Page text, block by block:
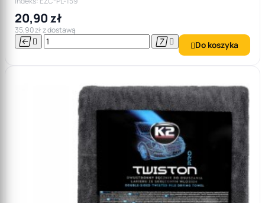
20,90 zł
35,90 zł z dostawą
    Do koszyka